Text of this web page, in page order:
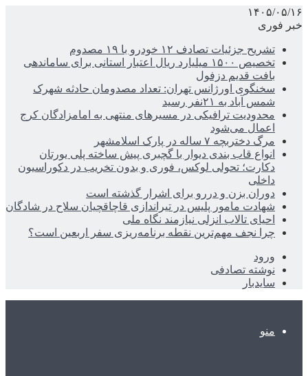
۱۴۰۵/۰۵/۱۶
خبر فوری
تشریح جزئیات تصادف ۱۲ خودرو با ۱۹ مصدوم
تخصیص ۱۵۰۰ میلیارد ریال اعتبار استانی برای ساماندهی
بافت قدیم دزفول
سخنگوی اورژانس تهران: تعداد مصدومان حادثه شهرک
شمس آباد به ۲۱نفر رسید
محدودیت ترافیکی در مسیرهای منتهی به امامزادگان کرج
اعمال می‌شود
مرگ دختربچه ۷ ساله در پارک اسلامشهر
انواع قاب بندی دیوار با گچبری پیش ساخته پلی یورتان
دکارت؛ تحولی لوکس، فوری و بدون تخریب در دکوراسیون
داخلی
دوران بزن و دررو برای اشرار گذشته است
شهادت مامور پلیس در تیراندازی قاچاقچیان سلاح در شادگان
احیای تالاب انزلی نیازمند نگاه ملی
چرا نجف مهم‌ترین نقطه برنامه‌ریزی سفر اربعین است؟
ورود
نوشته تصادفی
سایدبار
منو